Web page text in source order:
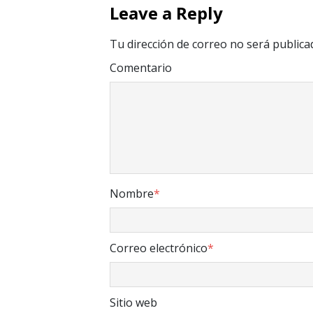
Leave a Reply
Tu dirección de correo no será
Comentario
Nombre*
Correo electrónico*
Sitio web